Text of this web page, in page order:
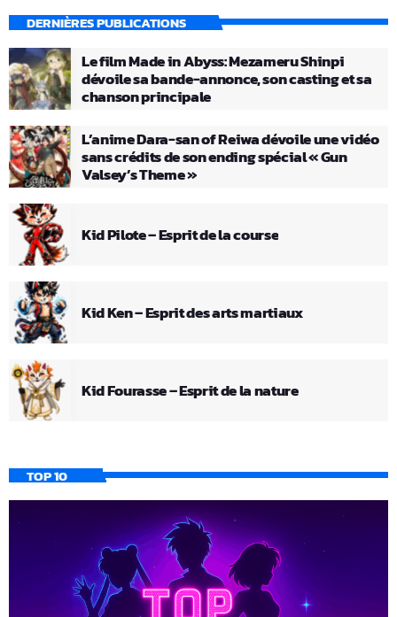
DERNIÈRES PUBLICATIONS
Le film Made in Abyss: Mezameru Shinpi
dévoile sa bande-annonce, son casting et sa
chanson principale
L’anime Dara-san of Reiwa dévoile une vidéo
sans crédits de son ending spécial « Gun
Valsey’s Theme »
Kid Pilote – Esprit de la course
Kid Ken – Esprit des arts martiaux
Kid Fourasse – Esprit de la nature
TOP 10